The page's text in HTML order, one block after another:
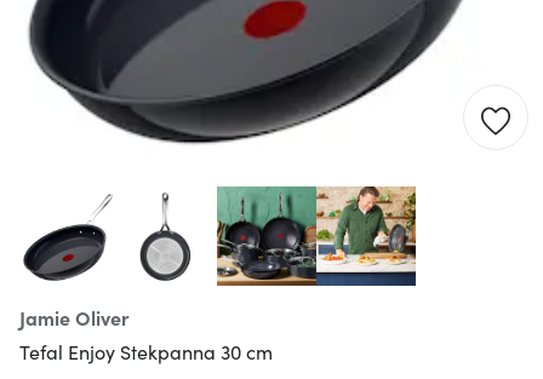
Jamie Oliver
Tefal Enjoy Stekpanna 30 cm